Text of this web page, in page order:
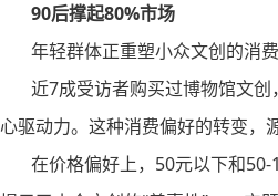
90后撑起80%市场
年轻群体正重塑小众文创的消费
近7成受访者购买过博物馆文创
心驱动力。这种消费偏好的转变，
在价格偏好上，50元以下和50-